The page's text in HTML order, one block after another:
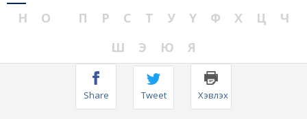
Н
О П Р С Т У Ү Ф Х Ц
Ч
Ш
Э Ю Я
Share Tweet Хэвлэх